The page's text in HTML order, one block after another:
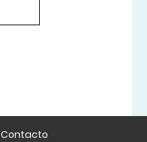
Contacto